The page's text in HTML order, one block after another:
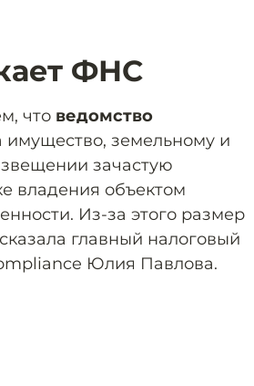
ФНС
что ведомство
имущество, земельному и
зачастую
владения объектом
Из-за этого размер
главный налоговый
Юлия Павлова.